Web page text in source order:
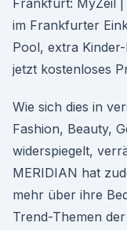
Frankfurt: MyZeil |
im Frankfurter
Pool, extra
jetzt kostenloses
Wie sich dies in
Fashion, Beauty,
widerspiegelt,
MERIDIAN hat
mehr über ihre
Trend-Themen